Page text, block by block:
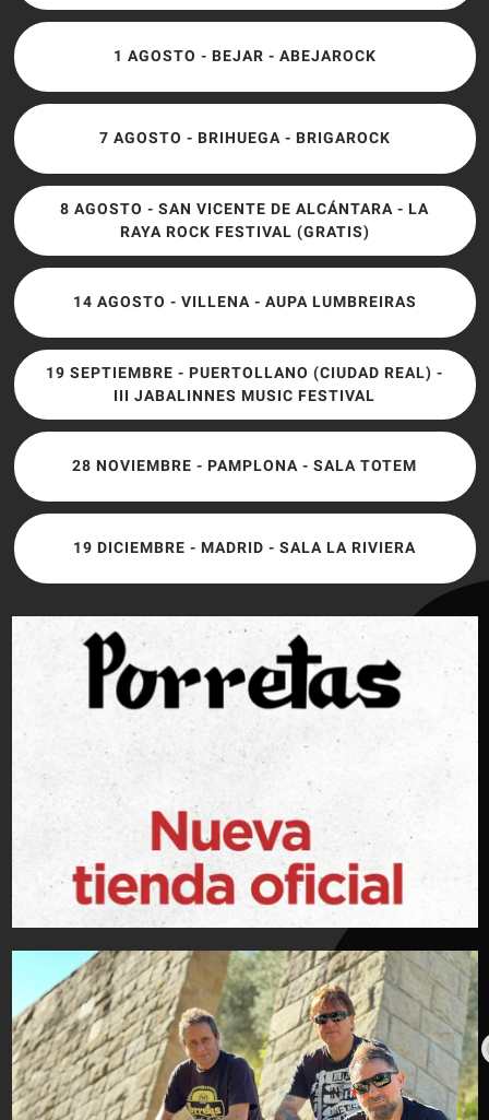
1 AGOSTO - BEJAR - ABEJAROCK
7 AGOSTO - BRIHUEGA - BRIGAROCK
8 AGOSTO - SAN VICENTE DE ALCÁNTARA - LA
RAYA ROCK FESTIVAL (GRATIS)
14 AGOSTO - VILLENA - AUPA LUMBREIRAS
19 SEPTIEMBRE - PUERTOLLANO (CIUDAD REAL) -
III JABALINNES MUSIC FESTIVAL
28 NOVIEMBRE - PAMPLONA - SALA TOTEM
19 DICIEMBRE - MADRID - SALA LA RIVIERA